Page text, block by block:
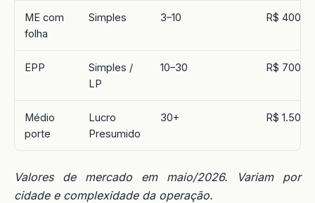
ME com
folha
Simples 3–10 R$
EPP
Simples /
LP
10–30 R$
Médio
porte
Lucro
Presumido
30+ R$
Valores de mercado em maio/2026. Variam por
cidade e complexidade da operação.